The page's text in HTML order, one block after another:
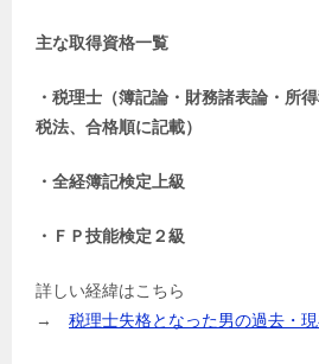
主な取得資格一覧
・税理士（簿記論・財務諸表論・所
税法、合格順に記載）
・全経簿記検定上級
・ＦＰ技能検定２級
詳しい経緯はこちら
→ 税理士失格となった男の過去・